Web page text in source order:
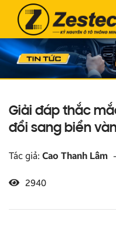
Giải đáp thắc
đổi sang biển
Tác giả: Cao Thanh Lâm -
2940